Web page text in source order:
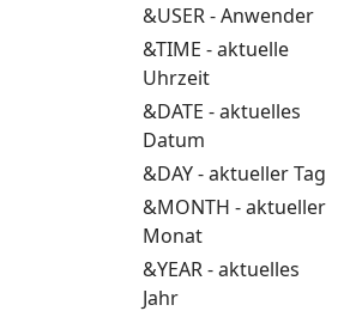
&USER - Anwender
&TIME - aktuelle
Uhrzeit
&DATE - aktuelles
Datum
&DAY - aktueller Tag
&MONTH - aktueller
Monat
&YEAR - aktuelles
Jahr